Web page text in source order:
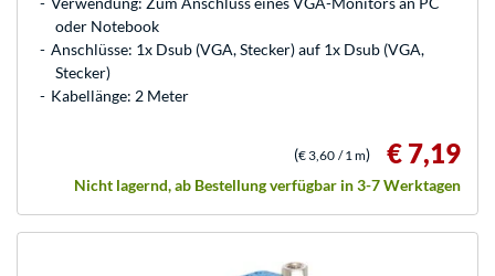
oder Notebook
Anschlüsse: 1x Dsub (VGA, Stecker) auf 1x Dsub (VGA,
Stecker)
Kabellänge: 2 Meter
(€ 3,60 / 1 m) € 7,19
Nicht lagernd, ab Bestellung verfügbar in 3-7 Werktagen